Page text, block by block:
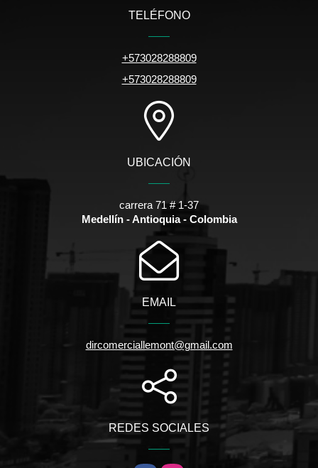
TELÉFONO
+573028288809
+573028288809
UBICACIÓN
carrera 71 # 1-37
Medellín - Antioquia - Colombia
EMAIL
dircomerciallemont@gmail.com
REDES SOCIALES